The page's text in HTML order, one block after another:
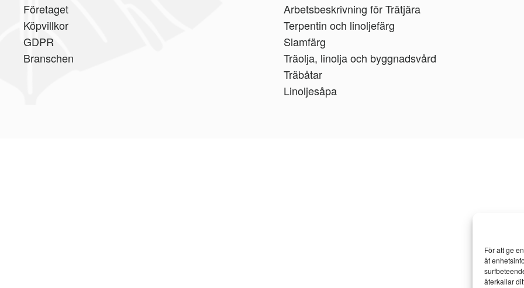
För att ge
åt
återkallar
Företaget
Köpvillkor
GDPR
Branschen
Arbetsbeskrivning för Trätjära
Terpentin och linoljefärg
Slamfärg
Träolja, linolja och byggnadsvård
Träbåtar
Linoljesåpa